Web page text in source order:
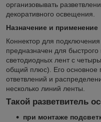
организовывать
декоративного освещения.
Назначение и применение
Коннектор для
предназначен для
светодиодных лент с
общий плюс). Его основное
ответвлений и
несколько линий ленты.
Такой разветвитель
при монтаже